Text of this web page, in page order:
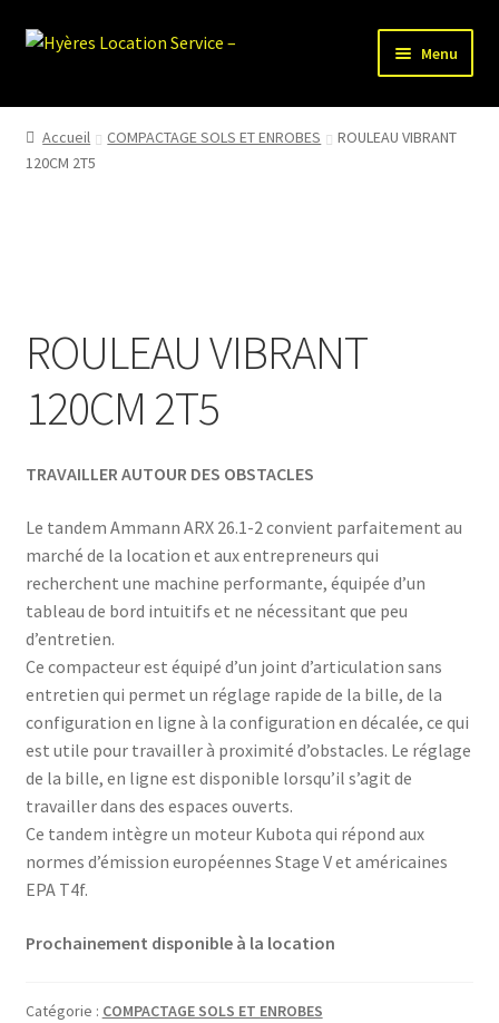
Aller
Aller
Menu
HLS-ACCUEIL
LOCATION MATERIEL
Accueil COMPACTAGE SOLS ET ENROBES
ROULEAU VIBRANT
120CM 2T5
ROULEAU VIBRANT
120CM 2T5
TRAVAILLER AUTOUR DES OBSTACLES
Le tandem Ammann ARX 26.1-2 convient parfaitement au
marché de la location et aux entrepreneurs qui
recherchent une machine performante, équipée d’un
tableau de bord intuitifs et ne nécessitant que peu
d’entretien.
Ce compacteur est équipé d’un joint d’articulation sans
entretien qui permet un réglage rapide de la bille, de la
configuration en ligne à la configuration en décalée, ce qui
est utile pour travailler à proximité d’obstacles. Le réglage
de la bille, en ligne est disponible lorsqu’il s’agit de
travailler dans des espaces ouverts.
Ce tandem intègre un moteur Kubota qui répond aux
normes d’émission européennes Stage V et américaines
EPA T4f.
Prochainement disponible à la location
Catégorie : COMPACTAGE SOLS ET ENROBES